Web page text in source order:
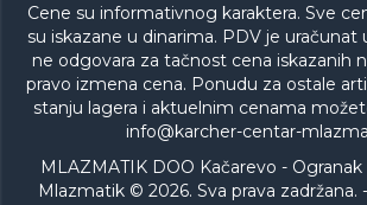
Cene su informativnog karaktera. Sve
su iskazane u dinarima. PDV je uračunat
ne odgovara za tačnost cena iskazanih
pravo izmena cena. Ponudu za ostale
stanju lagera i aktuelnim cenama
info@karcher-centar-
MLAZMATIK DOO Kačarevo -
Mlazmatik © 2026. Sva prava zadržana. -